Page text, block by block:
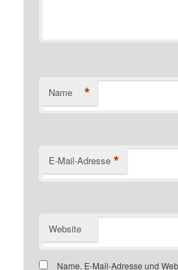
Name *
E-Mail-Adresse *
Website
Name, E-Mail-Adresse und